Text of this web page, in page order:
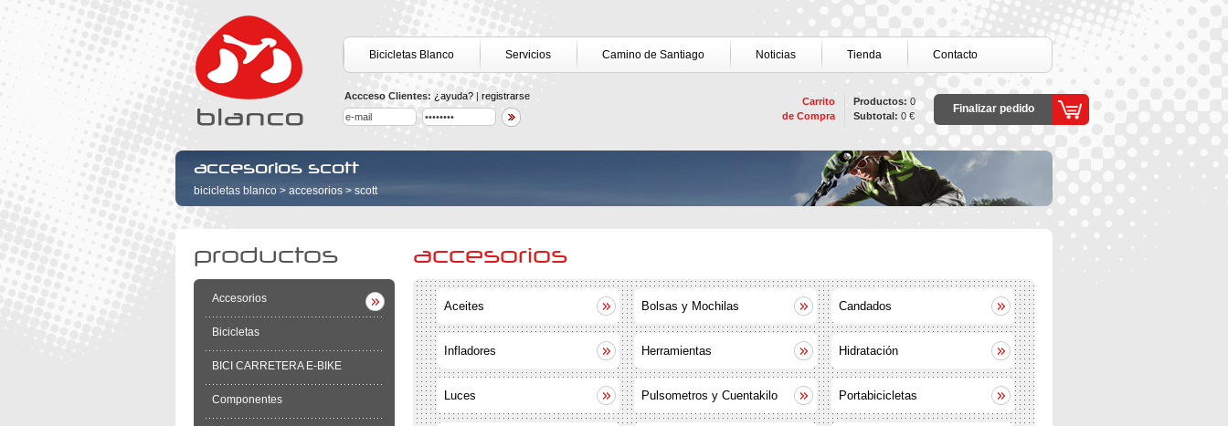
Bicicletas Blanco Servicios Camino de Santiago Noticias Tienda Contacto
Accceso Clientes: ¿ayuda? | registrarse
Carrito
de Compra
Productos: 0
Subtotal: 0 €
Finalizar pedido
accesorios scott
bicicletas blanco > accesorios > scott
productos
Accesorios
Bicicletas
BICI CARRETERA E-BIKE
Componentes
accesorios
Aceites Bolsas y Mochilas Candados
Infladores Herramientas Hidratación
Luces Pulsometros y Cuentakilo Portabicicletas